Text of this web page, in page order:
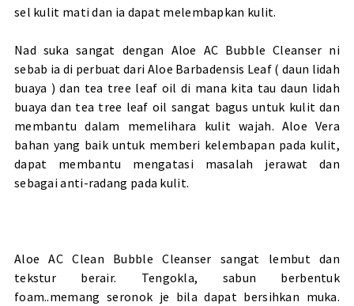
sel kulit mati dan ia dapat melembapkan kulit.
Nad suka sangat dengan Aloe AC Bubble Cleanser ni
sebab ia di perbuat dari Aloe Barbadensis Leaf ( daun lidah
buaya ) dan tea tree leaf oil di mana kita tau daun lidah
buaya dan tea tree leaf oil sangat bagus untuk kulit dan
membantu dalam memelihara kulit wajah. Aloe Vera
bahan yang baik untuk memberi kelembapan pada kulit,
dapat membantu mengatasi masalah jerawat dan
sebagai anti-radang pada kulit.
Aloe AC Clean Bubble Cleanser sangat lembut dan
tekstur berair. Tengokla, sabun berbentuk
foam..memang seronok je bila dapat bersihkan muka.